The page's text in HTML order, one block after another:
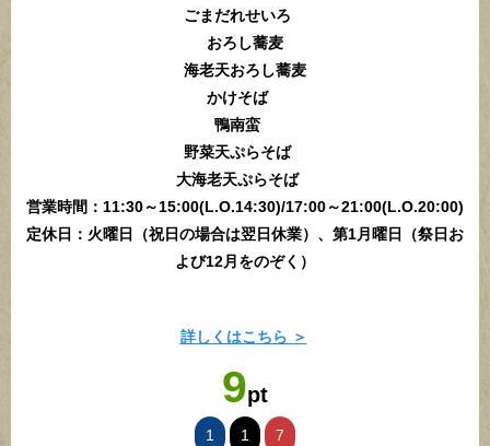
9pt
1 1 7
ごまだれせいろ
おろし蕎麦
海老天おろし蕎麦
かけそば
鴨南蛮
野菜天ぷらそば
大海老天ぷらそば
営業時間：11:30～15:00(L.O.14:30)/17:00～21:00(L.O.20:00)
定休日：火曜日（祝日の場合は翌日休業）、第1月曜日（祭日お
よび12月をのぞく）
詳しくはこちら ＞